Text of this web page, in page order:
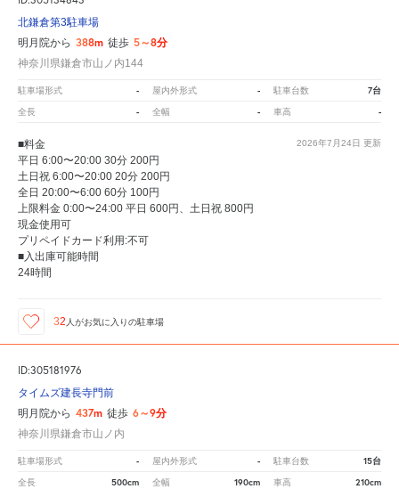
北鎌倉第3駐車場
明月院から 388m 徒歩 5～8分
神奈川県鎌倉市山ノ内144
駐車場形式 - 屋内外形式 - 駐車台数 7台
全長 - 全幅 - 車高 -
2026年7月24日 更新
■料金
平日 6:00〜20:00 30分 200円
土日祝 6:00〜20:00 20分 200円
全日 20:00〜6:00 60分 100円
上限料金 0:00〜24:00 平日 600円、土日祝 800円
現金使用可
プリペイドカード利用:不可
■入出庫可能時間
24時間
32 人がお気に入りの駐車場
ID:305181976
タイムズ建長寺門前
明月院から 437m 徒歩 6～9分
神奈川県鎌倉市山ノ内
駐車場形式 - 屋内外形式 - 駐車台数 15台
全長 500cm 全幅 190cm 車高 210cm